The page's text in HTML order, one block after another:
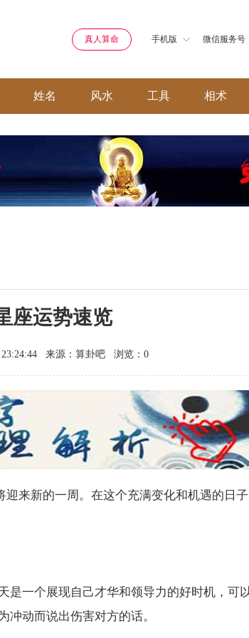
真人算命 手机版 微信服务号
姓名 风水 工具 相术
座运势速览
来源：算卦吧 浏览：0
来新的一周。在这个充满变化和机遇的日子
是一个展现自己才华和领导力的好时机，可
动而说出伤害对方的话。